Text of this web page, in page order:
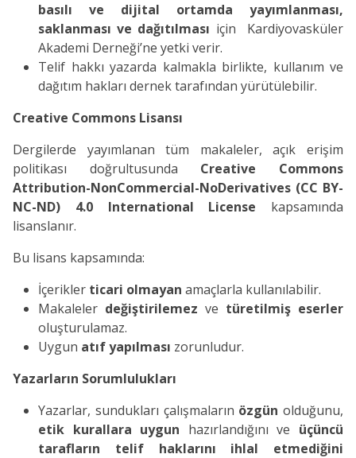
basılı ve dijital ortamda yayımlanması,
saklanması ve dağıtılması için Kardiyovasküler
Akademi Derneği’ne yetki verir.
Telif hakkı yazarda kalmakla birlikte, kullanım ve
dağıtım hakları dernek tarafından yürütülebilir.
Creative Commons Lisansı
Dergilerde yayımlanan tüm makaleler, açık erişim
politikası doğrultusunda Creative Commons
Attribution-NonCommercial-NoDerivatives (CC BY-
NC-ND) 4.0 International License kapsamında
lisanslanır.
Bu lisans kapsamında:
İçerikler ticari olmayan amaçlarla kullanılabilir.
Makaleler değiştirilemez ve türetilmiş eserler
oluşturulamaz.
Uygun atıf yapılması zorunludur.
Yazarların Sorumlulukları
Yazarlar, sundukları çalışmaların özgün olduğunu,
etik kurallara uygun hazırlandığını ve üçüncü
tarafların telif haklarını ihlal etmediğini